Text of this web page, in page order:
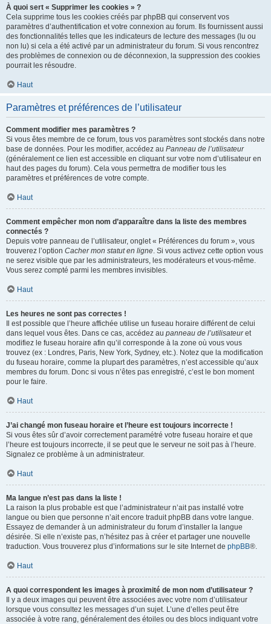
À quoi sert « Supprimer les cookies » ?
Cela supprime tous les cookies créés par phpBB qui conservent vos
paramètres d’authentification et votre connexion au forum. Ils fournissent aussi
des fonctionnalités telles que les indicateurs de lecture des messages (lu ou
non lu) si cela a été activé par un administrateur du forum. Si vous rencontrez
des problèmes de connexion ou de déconnexion, la suppression des cookies
pourrait les résoudre.
Haut
Paramètres et préférences de l’utilisateur
Comment modifier mes paramètres ?
Si vous êtes membre de ce forum, tous vos paramètres sont stockés dans notre
base de données. Pour les modifier, accédez au Panneau de l’utilisateur
(généralement ce lien est accessible en cliquant sur votre nom d’utilisateur en
haut des pages du forum). Cela vous permettra de modifier tous les
paramètres et préférences de votre compte.
Haut
Comment empêcher mon nom d’apparaître dans la liste des membres
connectés ?
Depuis votre panneau de l’utilisateur, onglet « Préférences du forum », vous
trouverez l’option Cacher mon statut en ligne. Si vous activez cette option vous
ne serez visible que par les administrateurs, les modérateurs et vous-même.
Vous serez compté parmi les membres invisibles.
Haut
Les heures ne sont pas correctes !
Il est possible que l’heure affichée utilise un fuseau horaire différent de celui
dans lequel vous êtes. Dans ce cas, accédez au panneau de l’utilisateuret
modifiez le fuseau horaire afin qu’il corresponde à la zone où vous vous
trouvez (ex : Londres, Paris, New York, Sydney, etc.). Notez que la modification
du fuseau horaire, comme la plupart des paramètres, n’est accessible qu’aux
membres du forum. Donc si vous n’êtes pas enregistré, c’est le bon moment
pour le faire.
Haut
J’ai changé mon fuseau horaire et l’heure est toujours incorrecte !
Si vous êtes sûr d’avoir correctement paramétré votre fuseau horaire et que
l’heure est toujours incorrecte, il se peut que le serveur ne soit pas à l’heure.
Signalez ce problème à un administrateur.
Haut
Ma langue n’est pas dans la liste !
La raison la plus probable est que l’administrateur n’ait pas installé votre
langue ou bien que personne n’ait encore traduit phpBB dans votre langue.
Essayez de demander à un administrateur du forum d’installer la langue
désirée. Si elle n’existe pas, n’hésitez pas à créer et partager une nouvelle
traduction. Vous trouverez plus d’informations sur le site Internet de phpBB®.
Haut
A quoi correspondent les images à proximité de mon nom d’utilisateur ?
Il y a deux images qui peuvent être associées avec votre nom d’utilisateur
lorsque vous consultez les messages d’un sujet. L’une d’elles peut être
associée à votre rang, généralement des étoiles ou des blocs indiquant votre